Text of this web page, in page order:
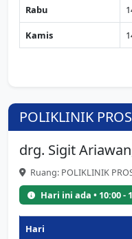
Rabu
Kamis
POLIKLINIK
drg. Sigit
Ruang: POLIKLINIK
Hari ini ada • 10:00 -
Hari